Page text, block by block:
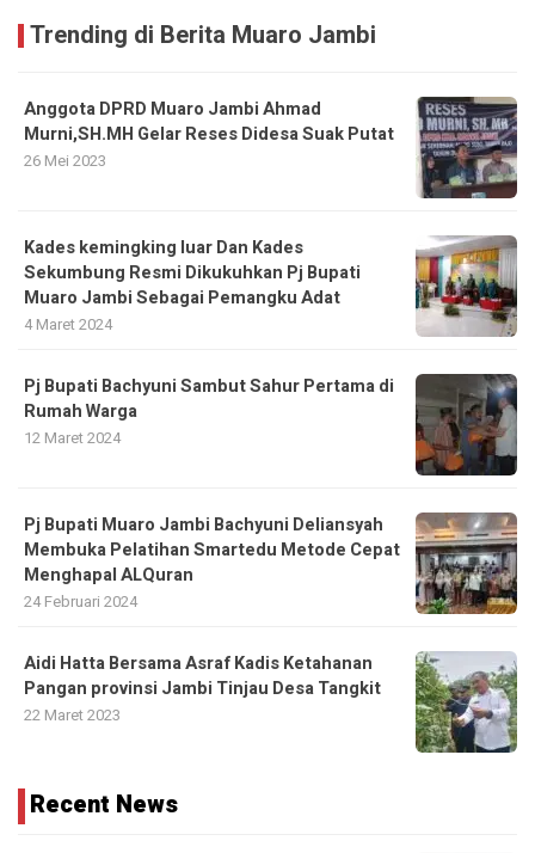
Trending di Berita Muaro Jambi
Anggota DPRD Muaro Jambi Ahmad
Murni,SH.MH Gelar Reses Didesa Suak Putat
26 Mei 2023
Kades kemingking luar Dan Kades
Sekumbung Resmi Dikukuhkan Pj Bupati
Muaro Jambi Sebagai Pemangku Adat
4 Maret 2024
Pj Bupati Bachyuni Sambut Sahur Pertama di
Rumah Warga
12 Maret 2024
Pj Bupati Muaro Jambi Bachyuni Deliansyah
Membuka Pelatihan Smartedu Metode Cepat
Menghapal ALQuran
24 Februari 2024
Aidi Hatta Bersama Asraf Kadis Ketahanan
Pangan provinsi Jambi Tinjau Desa Tangkit
22 Maret 2023
Recent News